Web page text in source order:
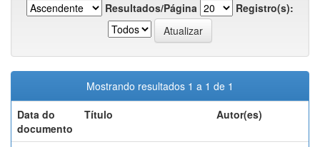
Resultados/Página
Registro(s):
Mostrando resultados 1 a 1 de 1
Data do
documento
Título Autor(es)